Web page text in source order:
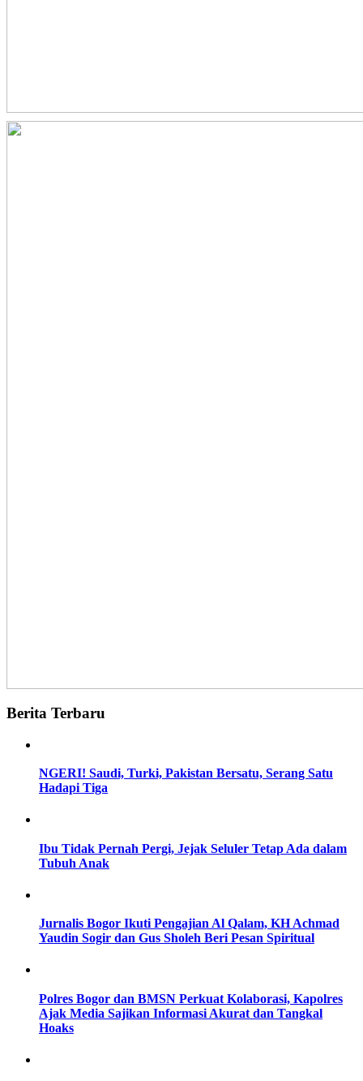
Berita Terbaru
NGERI! Saudi, Turki, Pakistan Bersatu, Serang Satu
Hadapi Tiga
Ibu Tidak Pernah Pergi, Jejak Seluler Tetap Ada dalam
Tubuh Anak
Jurnalis Bogor Ikuti Pengajian Al Qalam, KH Achmad
Yaudin Sogir dan Gus Sholeh Beri Pesan Spiritual
Polres Bogor dan BMSN Perkuat Kolaborasi, Kapolres
Ajak Media Sajikan Informasi Akurat dan Tangkal
Hoaks